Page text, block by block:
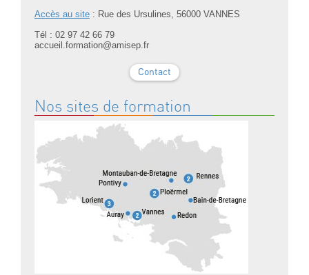
Accès au site : Rue des Ursulines, 56000 VANNES
Tél : 02 97 42 66 79
accueil.formation@amisep.fr
Contact
Nos sites de formation